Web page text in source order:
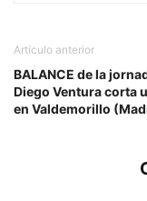
Artículo anterior
BALANCE de la
Diego Ventura corta
en Valdemorillo